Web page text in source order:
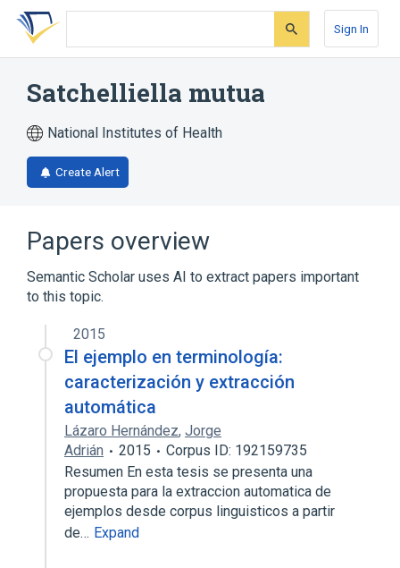
Skip
search
Skip
Skip
account
Sign In
Satchelliella mutua
National Institutes of Health
Create Alert
Papers overview
Semantic Scholar uses AI to extract papers important
to this topic.
2015
El ejemplo en terminología:
caracterización y extracción
automática
Lázaro Hernández, Jorge
Adrián
2015
Corpus ID: 192159735
Resumen En esta tesis se presenta una
propuesta para la extraccion automatica de
ejemplos desde corpus linguisticos a partir
de… Expand